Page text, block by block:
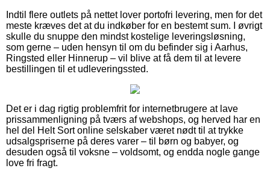
Indtil flere outlets på nettet lover portofri levering, men for det
meste kræves det at du indkøber for en bestemt sum. I øvrigt
skulle du snuppe den mindst kostelige leveringsløsning,
som gerne – uden hensyn til om du befinder sig i Aarhus,
Ringsted eller Hinnerup – vil blive at få dem til at levere
bestillingen til et udleveringssted.
Det er i dag rigtig problemfrit for internetbrugere at lave
prissammenligning på tværs af webshops, og herved har en
hel del Helt Sort online selskaber været nødt til at trykke
udsalgspriserne på deres varer – til børn og babyer, og
desuden også til voksne – voldsomt, og endda nogle gange
love fri fragt.